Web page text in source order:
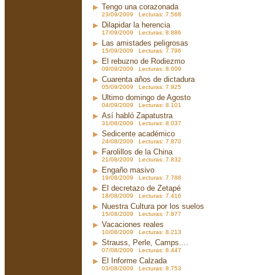
Tengo una corazonada
23/09/2009 Lecturas: 7.568
Dilapidar la herencia
17/09/2009 Lecturas: 8.886
Las amistades peligrosas
15/09/2009 Lecturas: 7.796
El rebuzno de Rodiezmo
09/09/2009 Lecturas: 8.009
Cuarenta años de dictadura
05/09/2009 Lecturas: 7.925
Ultimo domingo de Agosto
04/09/2009 Lecturas: 8.101
Así habló Zapatustra
31/08/2009 Lecturas: 8.037
Sedicente académico
24/08/2009 Lecturas: 7.870
Farolillos de la China
21/08/2009 Lecturas: 7.832
Engaño masivo
19/08/2009 Lecturas: 7.788
El decretazo de Zetapé
18/08/2009 Lecturas: 7.416
Nuestra Cultura por los suelos
15/08/2009 Lecturas: 7.877
Vacaciones reales
10/08/2009 Lecturas: 8.213
Strauss, Perle, Camps....
07/08/2009 Lecturas: 8.447
El Informe Calzada
03/08/2009 Lecturas: 8.753